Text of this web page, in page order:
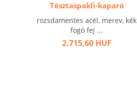
Tésztaspakli-kaparó
rozsdamentes acél, merev, kék
fogó fej ...
2.715,60 HUF